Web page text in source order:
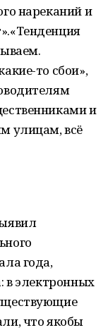
нареканий и
то сбои»,
и
улицам, всё
года,
в электронных
что якобы